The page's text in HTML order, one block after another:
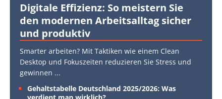
Digitale Effizienz: So meistern Sie
den modernen Arbeitsalltag sicher
und produktiv
Smarter arbeiten? Mit Taktiken wie einem Clean
Desktop und Fokuszeiten reduzieren Sie Stress und
gewinnen ...
Gehaltstabelle Deutschland 2025/2026: Was